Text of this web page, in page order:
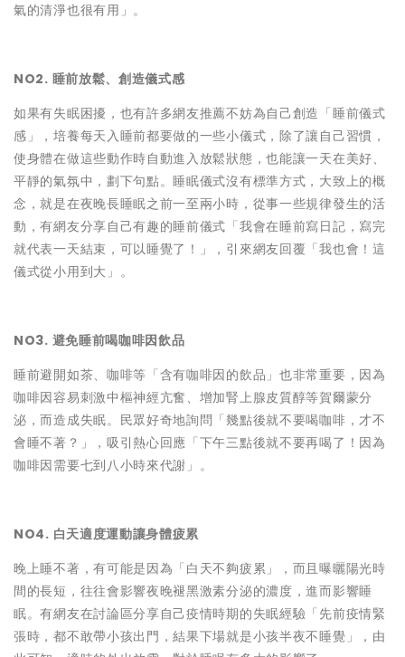
氣的清淨也很有用」。
NO2. 睡前放鬆、創造儀式感
如果有失眠困擾，也有許多網友推薦不妨為自己創造「睡前儀式
感」，培養每天入睡前都要做的一些小儀式，除了讓自己習慣，
使身體在做這些動作時自動進入放鬆狀態，也能讓一天在美好、
平靜的氣氛中，劃下句點。睡眠儀式沒有標準方式，大致上的概
念，就是在夜晚長睡眠之前一至兩小時，從事一些規律發生的活
動，有網友分享自己有趣的睡前儀式「我會在睡前寫日記，寫完
就代表一天結束，可以睡覺了！」，引來網友回覆「我也會！這
儀式從小用到大」。
NO3. 避免睡前喝咖啡因飲品
睡前避開如茶、咖啡等「含有咖啡因的飲品」也非常重要，因為
咖啡因容易刺激中樞神經亢奮、增加腎上腺皮質醇等賀爾蒙分
泌，而造成失眠。民眾好奇地詢問「幾點後就不要喝咖啡，才不
會睡不著？」，吸引熱心回應「下午三點後就不要再喝了！因為
咖啡因需要七到八小時來代謝」。
NO4. 白天適度運動讓身體疲累
晚上睡不著，有可能是因為「白天不夠疲累」，而且曝曬陽光時
間的長短，往往會影響夜晚褪黑激素分泌的濃度，進而影響睡
眠。有網友在討論區分享自己疫情時期的失眠經驗「先前疫情緊
張時，都不敢帶小孩出門，結果下場就是小孩半夜不睡覺」，由